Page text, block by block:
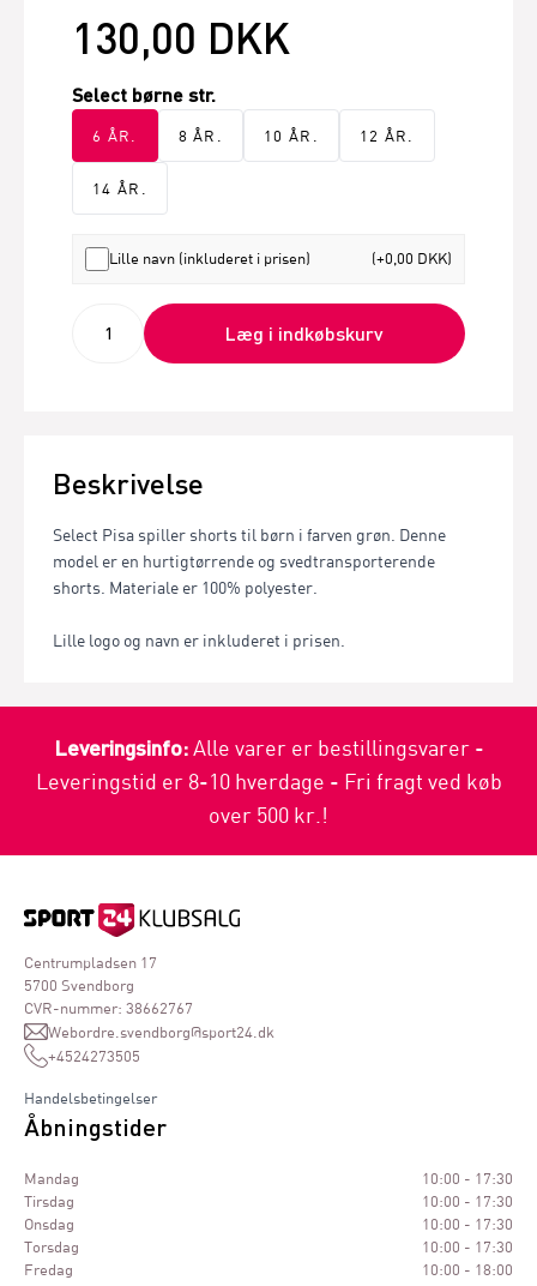
130,00 DKK
Select børne str.
6 ÅR. 8 ÅR. 10 ÅR. 12 ÅR.
14 ÅR.
Lille navn (inkluderet i prisen) (+0,00 DKK)
Læg i indkøbskurv
Beskrivelse
Select Pisa spiller shorts til børn i farven grøn. Denne
model er en hurtigtørrende og svedtransporterende
shorts. Materiale er 100% polyester.
Lille logo og navn er inkluderet i prisen.
Leveringsinfo:Alle varer er bestillingsvarer -
Leveringstid er 8-10 hverdage - Fri fragt ved køb
over 500 kr.!
Centrumpladsen 17
5700 Svendborg
CVR-nummer: 38662767
Webordre.svendborg@sport24.dk
+4524273505
Handelsbetingelser
Åbningstider
Mandag
10:00 - 17:30
Tirsdag
10:00 - 17:30
Onsdag
10:00 - 17:30
Torsdag
10:00 - 17:30
Fredag
10:00 - 18:00